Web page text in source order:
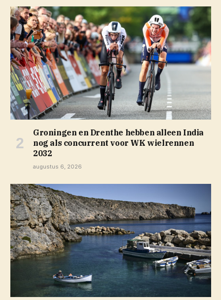
Groningen en Drenthe hebben alleen India
nog als concurrent voor WK wielrennen
2032
augustus 6, 2026